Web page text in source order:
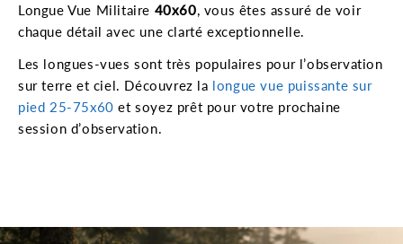
Longue Vue Militaire 40x60, vous êtes assuré de voir
chaque détail avec une clarté exceptionnelle.
Les longues-vues sont très populaires pour l’observation
sur terre et ciel. Découvrez la longue vue puissante sur
pied 25-75x60 et soyez prêt pour votre prochaine
session d’observation.